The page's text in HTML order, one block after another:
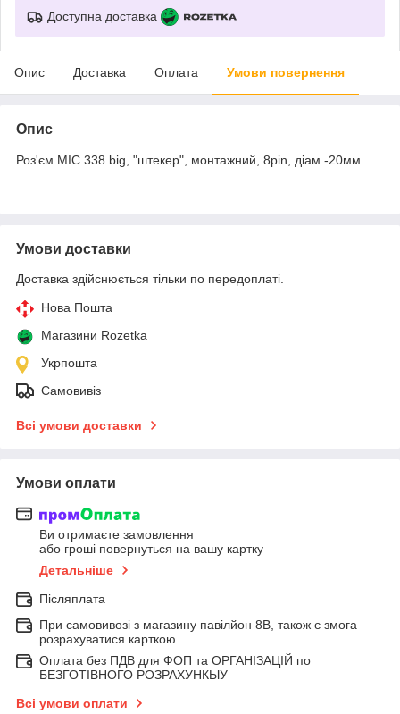
Доступна доставка
Опис Доставка Оплата Умови повернення
Опис
Роз'єм MIC 338 big, "штекер", монтажний, 8pin, діам.-20мм
Умови доставки
Доставка здійснюється тільки по передоплаті.
Нова Пошта
Магазини Rozetka
Укрпошта
Самовивіз
Всі умови доставки
Умови оплати
Ви отримаєте замовлення
або гроші повернуться на вашу картку
Детальніше
Післяплата
При самовивозі з магазину павілйон 8В, також є змога
розрахуватися карткою
Оплата без ПДВ для ФОП та ОРГАНІЗАЦІЙ по
БЕЗГОТІВНОГО РОЗРАХУНКЫУ
Всі умови оплати